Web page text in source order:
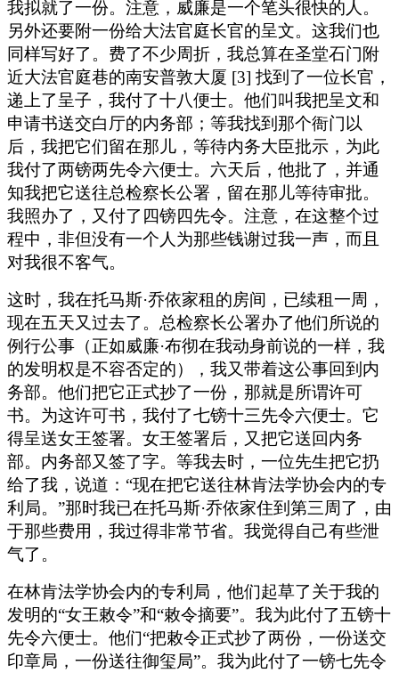
我拟就了一份。注意，威廉是一个笔头很快的人。
另外还要附一份给大法官庭长官的呈文。这我们也
同样写好了。费了不少周折，我总算在圣堂石门附
近大法官庭巷的南安普敦大厦 [3] 找到了一位长官，
递上了呈子，我付了十八便士。他们叫我把呈文和
申请书送交白厅的内务部；等我找到那个衙门以
后，我把它们留在那儿，等待内务大臣批示，为此
我付了两镑两先令六便士。六天后，他批了，并通
知我把它送往总检察长公署，留在那儿等待审批。
我照办了，又付了四镑四先令。注意，在这整个过
程中，非但没有一个人为那些钱谢过我一声，而且
对我很不客气。
这时，我在托马斯·乔依家租的房间，已续租一周，
现在五天又过去了。总检察长公署办了他们所说的
例行公事（正如威廉·布彻在我动身前说的一样，我
的发明权是不容否定的），我又带着这公事回到内
务部。他们把它正式抄了一份，那就是所谓许可
书。为这许可书，我付了七镑十三先令六便士。它
得呈送女王签署。女王签署后，又把它送回内务
部。内务部又签了字。等我去时，一位先生把它扔
给了我，说道：“现在把它送往林肯法学协会内的专
利局。”那时我已在托马斯·乔依家住到第三周了，由
于那些费用，我过得非常节省。我觉得自己有些泄
气了。
在林肯法学协会内的专利局，他们起草了关于我的
发明的“女王敕令”和“敕令摘要”。我为此付了五镑十
先令六便士。他们“把敕令正式抄了两份，一份送交
印章局，一份送往御玺局”。我为此付了一镑七先令